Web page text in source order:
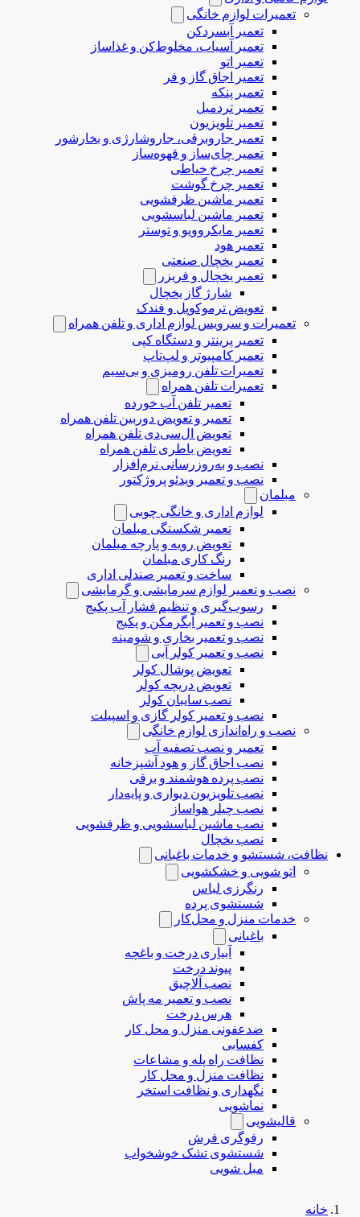
تعمیرات لوازم خانگی
تعمیر آبسردکن
تعمیر آسیاب، مخلوط‌کن و غذاساز
تعمیر اتو
تعمیر اجاق گاز و فر
تعمیر پنکه
تعمیر تردمیل
تعمیر تلویزیون
تعمیر جاروبرقی، جاروشارژی و بخارشور
تعمیر چای‌ساز و قهوه‌ساز
تعمیر چرخ خیاطی
تعمیر چرخ گوشت
تعمیر ماشین ظرفشویی
تعمیر ماشین لباسشویی
تعمیر مایکروویو و توستر
تعمیر هود
تعمیر یخچال صنعتی
تعمیر یخچال و فریزر
شارژ گاز یخچال
تعویض ترموکوپل و فندک
تعمیرات و سرویس لوازم اداری و تلفن همراه
تعمیر پرینتر و دستگاه کپی
تعمیر کامپیوتر و لپ‌تاپ
تعمیرات تلفن رومیزی و بی‌سیم
تعمیرات تلفن همراه
تعمیر تلفن آب خورده
تعمیر و تعویض دوربین تلفن همراه
تعویض ال‌سی‌دی تلفن همراه
تعویض باطری تلفن همراه
نصب و به‌روزرسانی نرم‌افزار
نصب و تعمیر ویدئو پروژکتور
مبلمان
لوازم اداری و خانگی چوبی
تعمیر شکستگی مبلمان
تعویض رویه و پارچه مبلمان
رنگ کاری مبلمان
ساخت و تعمیر صندلی اداری
نصب و تعمیر لوازم سرمایشی و گرمایشی
رسوب‌گیری و تنظیم فشار آب پکیج
نصب و تعمیر آبگرمکن و پکیج
نصب و تعمیر بخاری و شومینه
نصب و تعمیر کولر آبی
تعویض پوشال کولر
تعویض دریچه کولر
نصب سایبان کولر
نصب و تعمیر کولر گازی و اسپیلت
نصب و راه‌اندازی لوازم خانگی
تعمیر و نصب تصفیه آب
نصب اجاق گاز و هود آشپزخانه
نصب پرده هوشمند و برقی
نصب تلویزیون دیواری و پایه‌دار
نصب چیلر هواساز
نصب ماشین لباسشویی و ظرفشویی
نصب یخچال
نظافت، شستشو و خدمات باغبانی
اتو شویی و خشکشویی
رنگرزی لباس
شستشوی پرده
خدمات منزل و محل‌کار
باغبانی
آبیاری درخت و باغچه
پیوند درخت
نصب آلاچیق
نصب و تعمیر مه پاش
هرس درخت
ضدعفونی منزل و محل کار
کفسابی
نظافت راه پله و مشاعات
نظافت منزل و محل کار
نگهداری و نظافت استخر
نماشویی
قالیشویی
رفوگری فرش
شستشوی تشک خوشخواب
مبل شویی
خانه